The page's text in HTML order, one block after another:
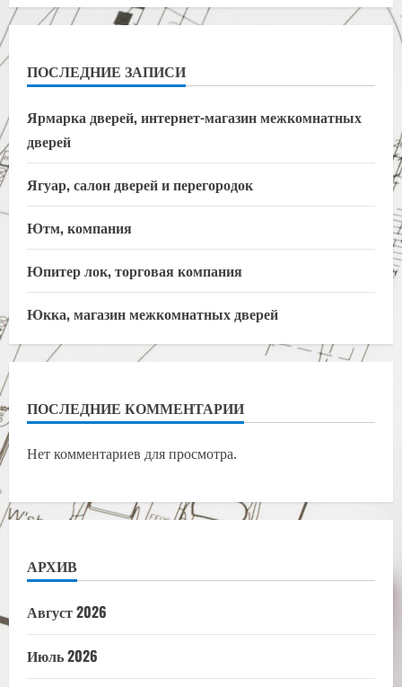
ПОСЛЕДНИЕ ЗАПИСИ
Ярмарка дверей, интернет-магазин межкомнатных
дверей
Ягуар, салон дверей и перегородок
Ютм, компания
Юпитер лок, торговая компания
Юкка, магазин межкомнатных дверей
ПОСЛЕДНИЕ КОММЕНТАРИИ
Нет комментариев для просмотра.
АРХИВ
Август 2026
Июль 2026